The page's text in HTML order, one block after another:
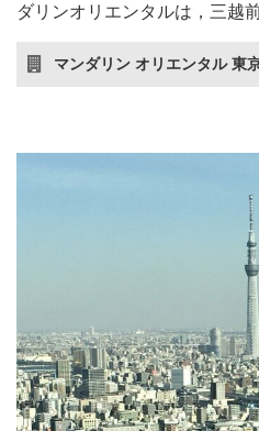
ダリンオリエンタルは，三越
マンダリン オリエンタル 東